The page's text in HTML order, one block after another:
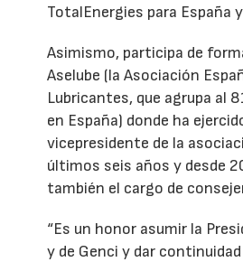
TotalEnergies para España
Asimismo, participa de
Aselube (la Asociación
Lubricantes, que agrupa al
en España) donde ha
vicepresidente de la
últimos seis años y desde
también el cargo de
“Es un honor asumir la
y de Genci y dar